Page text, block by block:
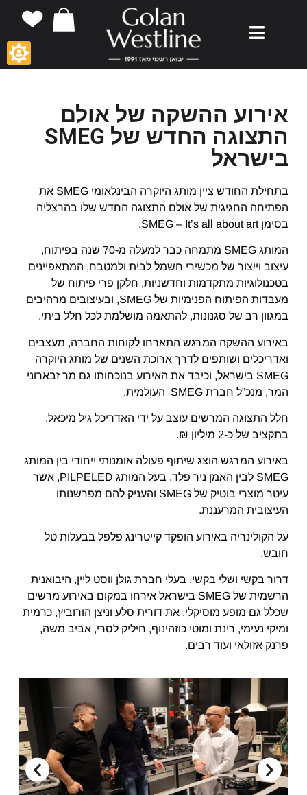
אירוע ההשקה של אולם
התצוגה החדש של SMEG
בישראל
בתחילת החודש ציין מותג היוקרה הבינלאומי SMEG את
הפתיחה החגיגית של אולם התצוגה החדש שלו בהרצליה
בסימן SMEG – It’s all about art.
המותג SMEG מתמחה כבר למעלה מ-70 שנה בפיתוח,
עיצוב וייצור של מכשירי חשמל לבית ולמטבח, המתאפיינים
בטכנולוגיות מתקדמות וחדשניות, חלקן פרי פיתוח של
מעבדות הפיתוח הפנימיות של SMEG, ובעיצובים מרהיבים
במגוון רב של סגנונות, להתאמה מושלמת לכל חלל ביתי.
באירוע ההשקה המרגש התארחו לקוחות החברה, מעצבים
ואדריכלים ושותפים לדרך ארוכת השנים של מותג היוקרה
SMEG בישראל, וכיבד את האירוע בנוכחותו גם מר זבארוני
המר, מנכ”ל חברת SMEG העולמית.
חלל התצוגה המרשים עוצב על ידי האדריכל גיל מיכאל,
בתקציב של כ-2 מיליון ₪.
באירוע המרגש הוצג שיתוף פעולה אומנותי ייחודי בין המותג
SMEG לבין האמן ניר פלד, בעל המותג PILPELED, אשר
עיטר מוצרי בוטיק של SMEG והעניק להם מפרשנותו
העיצובית המרעננת.
על הקולינריה באירוע הופקד קייטרינג פלפל בבעלות טל
חובש.
דרור בקשי ושלי בקשי, בעלי חברת גולן ווסט ליין, היבואנית
הרשמית של SMEG בישראל אירחו במקום באירוע מרשים
שכלל גם מופע מוסיקלי, את דורית סלע וניצן הורוביץ, כרמית
ומיקי נעימי, רינת ומוטי כוזהינוף, חיליק לסרי, אביב משה,
פרנק אזולאי ועוד רבים.